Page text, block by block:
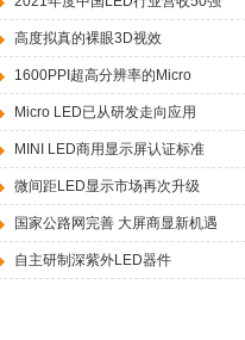
高度拟真的裸眼3D视效
1600PPI超高分辨率的Micro
Micro LED已从研发走向应用
MINI LED商用显示屏认证标准
微间距LED显示市场再次升级
国家公路网完善 大屏商显新机遇
自主研制深紫外LED器件